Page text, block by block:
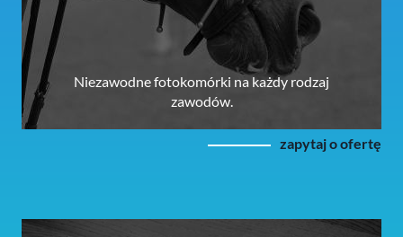
Niezawodne fotokomórki na każdy rodzaj
zawodów.
zapytaj o ofertę